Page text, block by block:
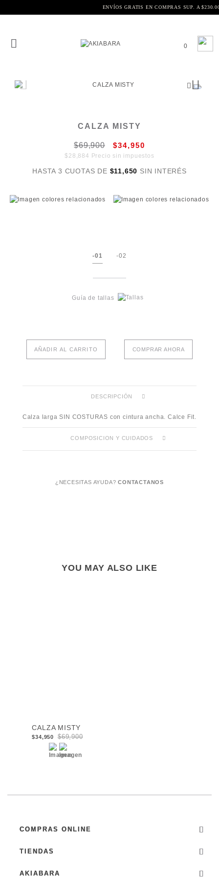
0
CALZA MISTY
$69,900 $34,950
$28,884 Precio sin impuestos
HASTA 3 CUOTAS DE $11,650 SIN INTERÉS
-01 -02
Guía de tallas
AÑADIR AL CARRITO COMPRAR AHORA
DESCRIPCIÓN
Calza larga SIN COSTURAS con cintura ancha. Calce Fit.
COMPOSICION Y CUIDADOS
¿NECESITAS AYUDA?CONTACTANOS
YOU MAY ALSO LIKE
CALZA MISTY
$34,950 $69,900
COMPRAS ONLINE
TIENDAS
AKIABARA